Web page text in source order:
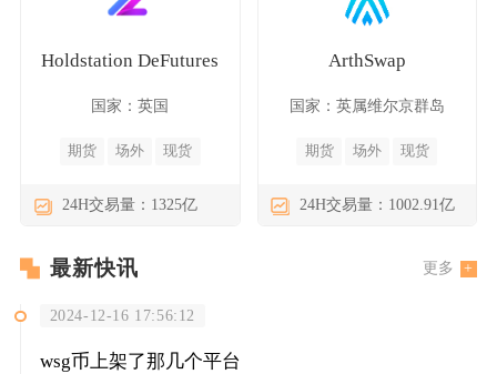
Holdstation DeFutures
国家：英国
期货 场外 现货
24H交易量：1325亿
ArthSwap
国家：英属维尔京群岛
期货 场外 现货
24H交易量：1002.91亿
最新快讯 更多
2024-12-16 17:56:12
wsg币上架了那几个平台